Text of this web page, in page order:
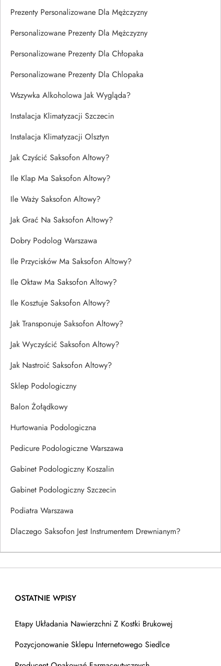
Prezenty Personalizowane Dla Mężczyzny
Personalizowane Prezenty Dla Mężczyzny
Personalizowane Prezenty Dla Chłopaka
Personalizowane Prezenty Dla Chlopaka
Wszywka Alkoholowa Jak Wygląda?
Instalacja Klimatyzacji Szczecin
Instalacja Klimatyzacji Olsztyn
Jak Czyścić Saksofon Altowy?
Ile Klap Ma Saksofon Altowy?
Ile Waży Saksofon Altowy?
Jak Grać Na Saksofon Altowy?
Dobry Podolog Warszawa
Ile Przycisków Ma Saksofon Altowy?
Ile Oktaw Ma Saksofon Altowy?
Ile Kosztuje Saksofon Altowy?
Jak Transponuje Saksofon Altowy?
Jak Wyczyścić Saksofon Altowy?
Jak Nastroić Saksofon Altowy?
Sklep Podologiczny
Balon Żołądkowy
Hurtowania Podologiczna
Pedicure Podologiczne Warszawa
Gabinet Podologiczny Koszalin
Gabinet Podologiczny Szczecin
Podiatra Warszawa
Dlaczego Saksofon Jest Instrumentem Drewnianym?
OSTATNIE WPISY
Etapy Układania Nawierzchni Z Kostki Brukowej
Pozycjonowanie Sklepu Internetowego Siedlce